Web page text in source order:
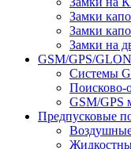
Замки
Замки
Замки на
GSM/GPS/
Системы
Поисково-
GSM/GPS
Предпусковые